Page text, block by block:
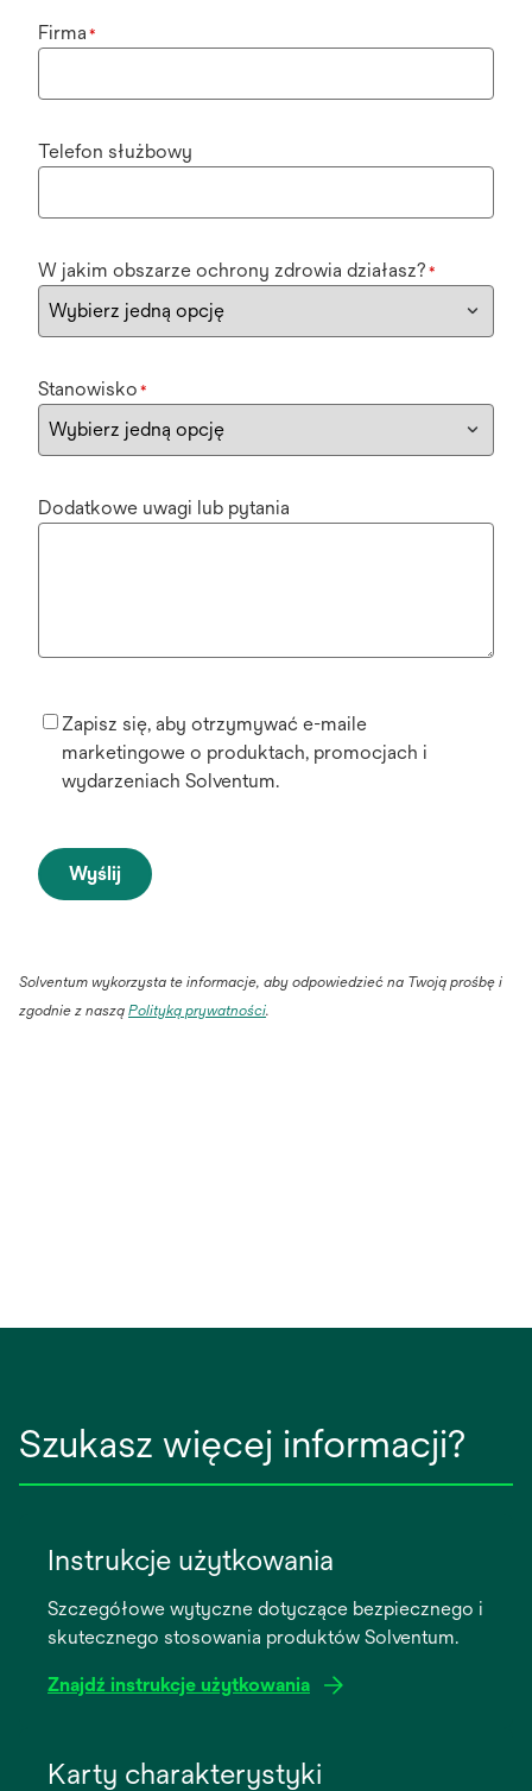
Firma *
Telefon służbowy
W jakim obszarze ochrony zdrowia działasz? *
Stanowisko *
Dodatkowe uwagi lub pytania
Zapisz się, aby otrzymywać e-maile
marketingowe o produktach, promocjach i
wydarzeniach Solventum.
Wyślij
Solventum wykorzysta te informacje, aby odpowiedzieć na Twoją prośbę i
zgodnie z naszą Polityką prywatnościopens
.
Szukasz więcej informacji?
Instrukcje użytkowania
Szczegółowe wytyczne dotyczące bezpiecznego i
skutecznego stosowania produktów Solventum.
Znajdź instrukcje użytkowania
Karty charakterystyki